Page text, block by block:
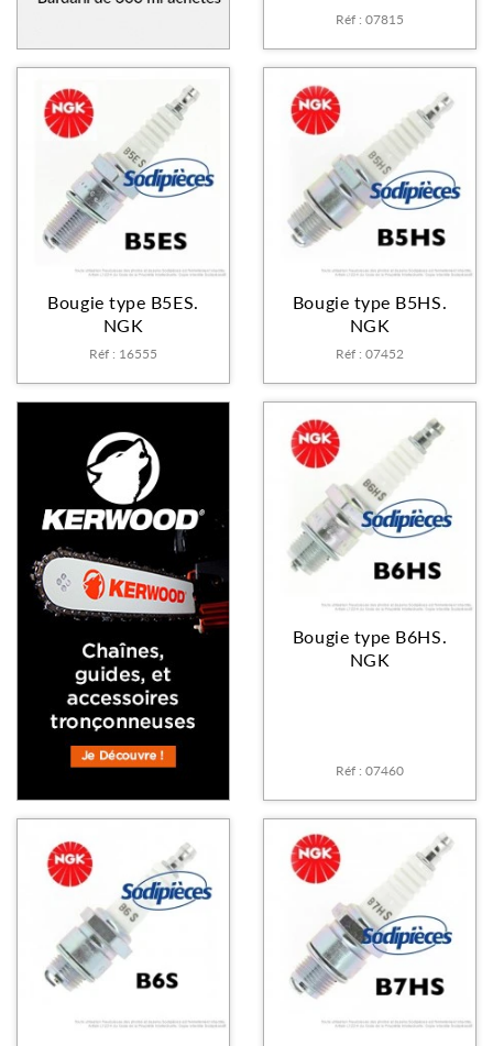
Réf : 07815
Bougie type B5ES.
NGK
Réf : 16555
Bougie type B5HS.
NGK
Réf : 07452
Bougie type B6HS.
NGK
Réf : 07460